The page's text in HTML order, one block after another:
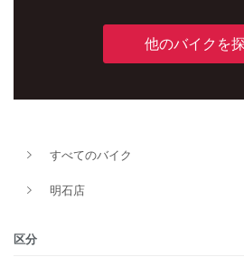
他のバイクを
すべてのバイク
明石店
区分